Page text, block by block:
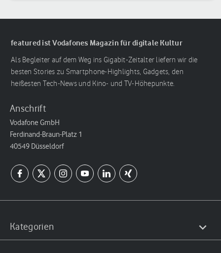
featured ist Vodafones Magazin für digitale Kultur
Als Begleiter auf dem Weg ins Gigabit-Zeitalter liefern wir die
besten Stories zu Smartphone-Highlights, Gadgets, den
heißesten Tech-News und Kino- und TV-Höhepunkte.
Anschrift
Vodafone GmbH
Ferdinand-Braun-Platz 1
40549 Düsseldorf
Kategorien